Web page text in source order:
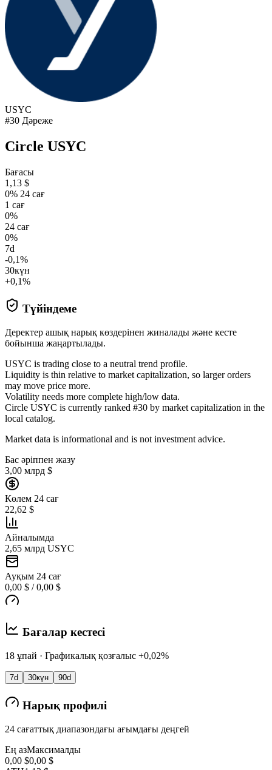
USYC
#30 Дәреже
Circle USYC
Бағасы
1,13 $
0% 24 сағ
1 сағ
0%
24 сағ
0%
7d
-0,1%
30күн
+0,1%
Түйіндеме
Деректер ашық нарық көздерінен жиналады және кесте
бойынша жаңартылады.
USYC is trading close to a neutral trend profile.
Liquidity is thin relative to market capitalization, so larger orders
may move price more.
Volatility needs more complete high/low data.
Circle USYC is currently ranked #30 by market capitalization in the
local catalog.
Market data is informational and is not investment advice.
Бас әріппен жазу
3,00 млрд $
Көлем 24 сағ
22,62 $
Айналымда
2,65 млрд USYC
Ауқым 24 сағ
0,00 $ / 0,00 $
Бағалар кестесі
18 ұпай · Графикалық қозғалыс +0,02%
7d 30күн 90d
Нарық профилі
24 сағаттық диапазондағы ағымдағы деңгей
Ең азМаксималды
0,00 $0,00 $